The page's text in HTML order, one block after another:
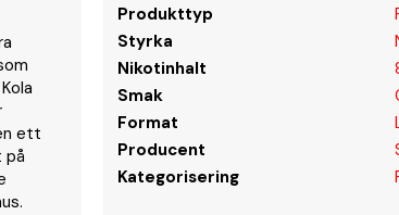
ett
på
Produkttyp
Styrka
Nikotinhalt
Smak
Format
Producent
Kategorisering